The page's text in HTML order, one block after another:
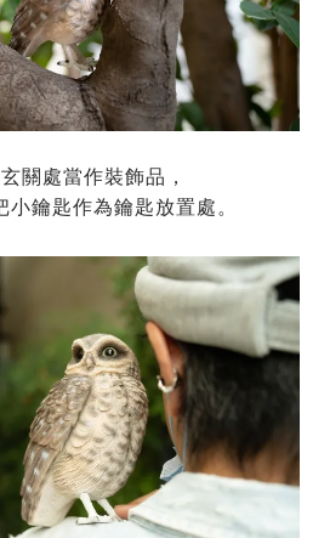
關處當作裝飾品，
小鑰匙作為鑰匙放置處。